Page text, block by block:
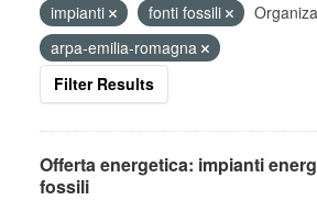
impianti
fonti fossili
arpa-emilia-romagna
Filter Results
Offerta energetica: impianti
fossili